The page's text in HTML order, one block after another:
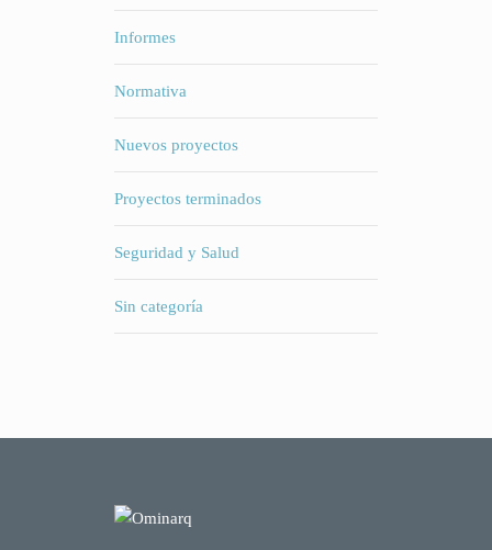
Informes
Normativa
Nuevos proyectos
Proyectos terminados
Seguridad y Salud
Sin categoría